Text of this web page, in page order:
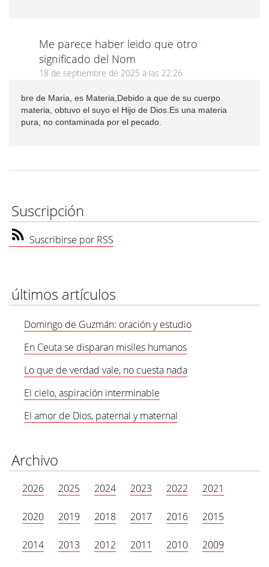
Me parece haber leido que otro
significado del Nom
18 de septiembre de 2025 a las 22:26
bre de Maria, es Materia,Debido a que de su cuerpo
materia, obtuvo el suyo el Hijo de Dios.Es una materia
pura, no contaminada por el pecado.
Suscripción
Suscribirse por RSS
últimos artículos
Domingo de Guzmán: oración y estudio
En Ceuta se disparan misiles humanos
Lo que de verdad vale, no cuesta nada
El cielo, aspiración interminable
El amor de Dios, paternal y maternal
Archivo
2026 2025 2024 2023 2022 2021
2020 2019 2018 2017 2016 2015
2014 2013 2012 2011 2010 2009